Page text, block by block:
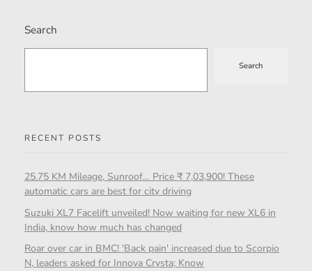
Search
Search
RECENT POSTS
25.75 KM Mileage, Sunroof… Price ₹ 7,03,900! These
automatic cars are best for city driving
Suzuki XL7 Facelift unveiled! Now waiting for new XL6 in
India, know how much has changed
Roar over car in BMC! 'Back pain' increased due to Scorpio
N, leaders asked for Innova Crysta; Know